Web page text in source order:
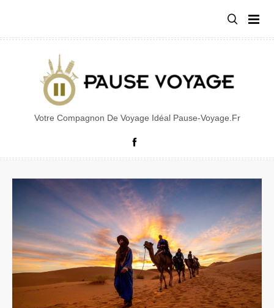
contenu
Votre Compagnon De Voyage Idéal Pause-Voyage.fr